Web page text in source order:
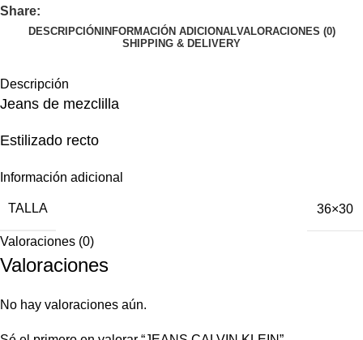
Share:
DESCRIPCIÓN INFORMACIÓN ADICIONALVALORACIONES (0)
SHIPPING & DELIVERY
Descripción
Jeans de mezclilla
Estilizado recto
Información adicional
TALLA 36×30
Valoraciones (0)
Valoraciones
No hay valoraciones aún.